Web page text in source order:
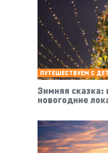
ПУТЕШЕСТВУЕМ С
Зимняя сказка:
новогодние